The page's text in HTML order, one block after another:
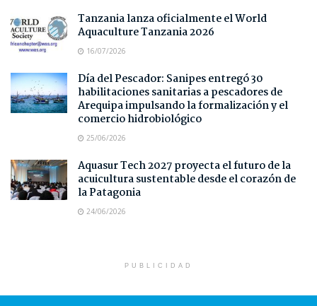
Tanzania lanza oficialmente el World
Aquaculture Tanzania 2026
16/07/2026
Día del Pescador: Sanipes entregó 30
habilitaciones sanitarias a pescadores de
Arequipa impulsando la formalización y el
comercio hidrobiológico
25/06/2026
Aquasur Tech 2027 proyecta el futuro de la
acuicultura sustentable desde el corazón de
la Patagonia
24/06/2026
PUBLICIDAD